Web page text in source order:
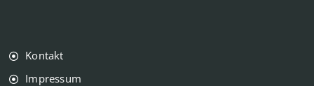
Kontakt
Impressum